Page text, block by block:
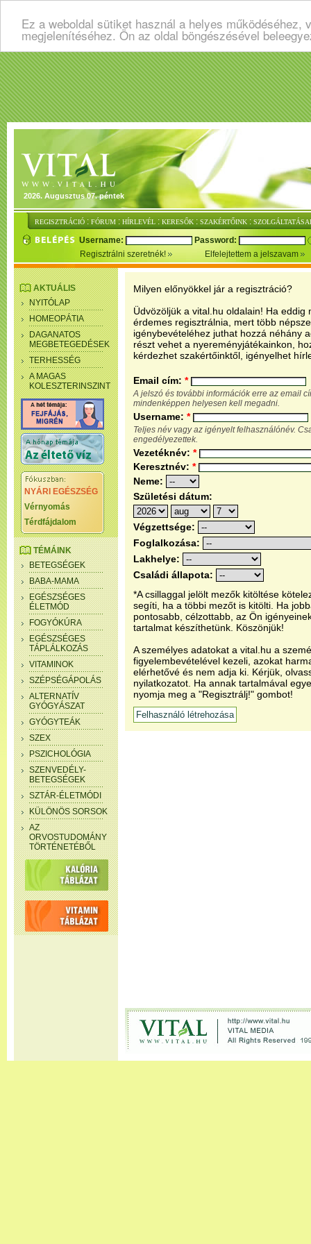
Ez a weboldal sütiket használ a helyes
megjelenítéséhez. Ön az oldal böngészésével
2026. Augusztus 07. péntek
REGISZTRÁCIÓ : FÓRUM : HÍRLEVÉL : KERESŐK : SZAKÉRTŐINK :
Username:
Password:
Regisztrálni szeretnék!
Elfelejtettem a jelszavam
AKTUÁLIS
NYITÓLAP
HOMEOPÁTIA
DAGANATOS
MEGBETEGEDÉSEK
TERHESSÉG
A MAGAS
KOLESZTERINSZINT
NYÁRI EGÉSZSÉG
Vérnyomás
Térdfájdalom
TÉMÁINK
BETEGSÉGEK
BABA-MAMA
EGÉSZSÉGES
ÉLETMÓD
FOGYÓKÚRA
EGÉSZSÉGES
TÁPLÁLKOZÁS
VITAMINOK
SZÉPSÉGÁPOLÁS
ALTERNATÍV
GYÓGYÁSZAT
GYÓGYTEÁK
SZEX
PSZICHOLÓGIA
SZENVEDÉLY-
BETEGSÉGEK
SZTÁR-ÉLETMÓDI
KÜLÖNÖS SORSOK
AZ
ORVOSTUDOMÁNY
TÖRTÉNETÉBŐL
Milyen előnyökkel jár a regisztráció?
Üdvözöljük a vital.hu oldalain! Ha eddig
érdemes regisztrálnia, mert több
igénybevételéhez juthat hozzá néhány
részt vehet a nyereményjátékainkon,
kérdezhet szakértőinktől, igényelhet
Email cím: *
A jelszó és további információk erre az email
mindenképpen helyesen kell megadni.
Username: *
Teljes név vagy az igényelt felhasználónév.
engedélyezettek.
Vezetéknév: *
Keresztnév: *
Neme:
Születési dátum:
Végzettsége:
Foglalkozása:
Lakhelye:
Családi állapota:
*A csillaggal jelölt mezők kitöltése
segíti, ha a többi mezőt is kitölti. Ha
pontosabb, célzottabb, az Ön
tartalmat készíthetünk. Köszönjük!
A személyes adatokat a vital.hu a
figyelembevételével kezeli, azokat
elérhetővé és nem adja ki. Kérjük,
nyilatkozatot. Ha annak tartalmával
nyomja meg a "Regisztrálj!" gombot!